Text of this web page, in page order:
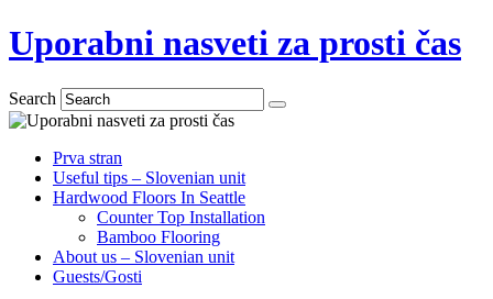
Uporabni nasveti za prosti čas
Search
Prva stran
Useful tips – Slovenian unit
Hardwood Floors In Seattle
Counter Top Installation
Bamboo Flooring
About us – Slovenian unit
Guests/Gosti